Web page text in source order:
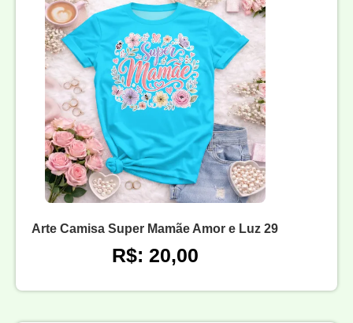
Arte Camisa Super Mamãe Amor e Luz 29
R$: 20,00